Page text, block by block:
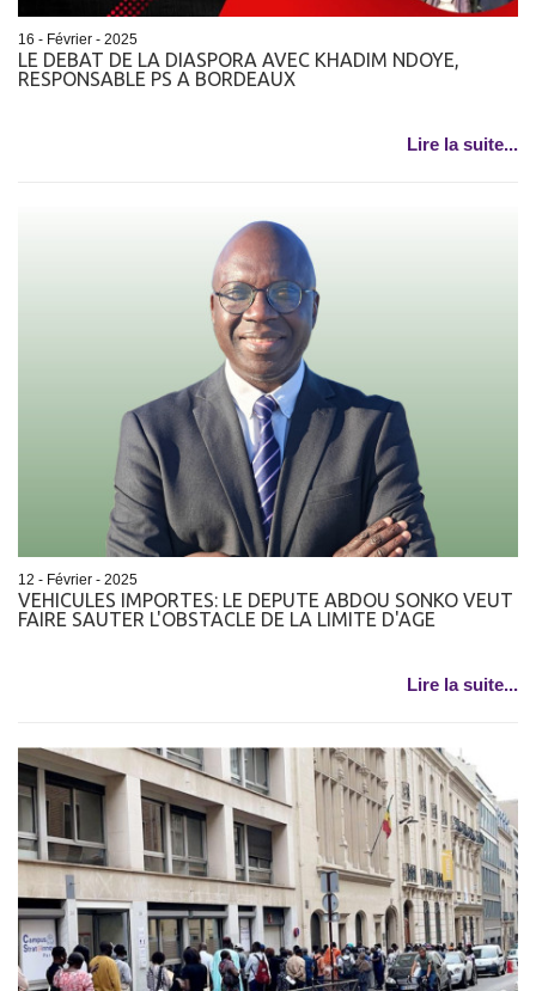
16 - Février - 2025
LE DEBAT DE LA DIASPORA AVEC KHADIM NDOYE,
RESPONSABLE PS A BORDEAUX
Lire la suite...
12 - Février - 2025
VEHICULES IMPORTES: LE DEPUTE ABDOU SONKO VEUT
FAIRE SAUTER L'OBSTACLE DE LA LIMITE D'AGE
Lire la suite...